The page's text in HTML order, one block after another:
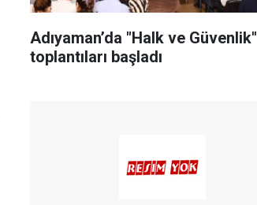
Adıyaman’da "Halk ve Güvenlik"
toplantıları başladı